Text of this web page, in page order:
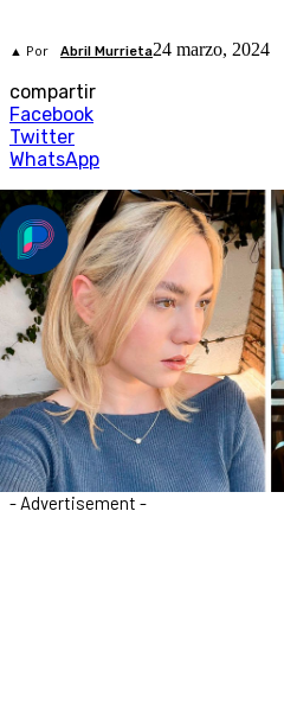
▲ Por Abril Murrieta24 marzo, 2024
compartir
Facebook
Twitter
WhatsApp
- Advertisement -